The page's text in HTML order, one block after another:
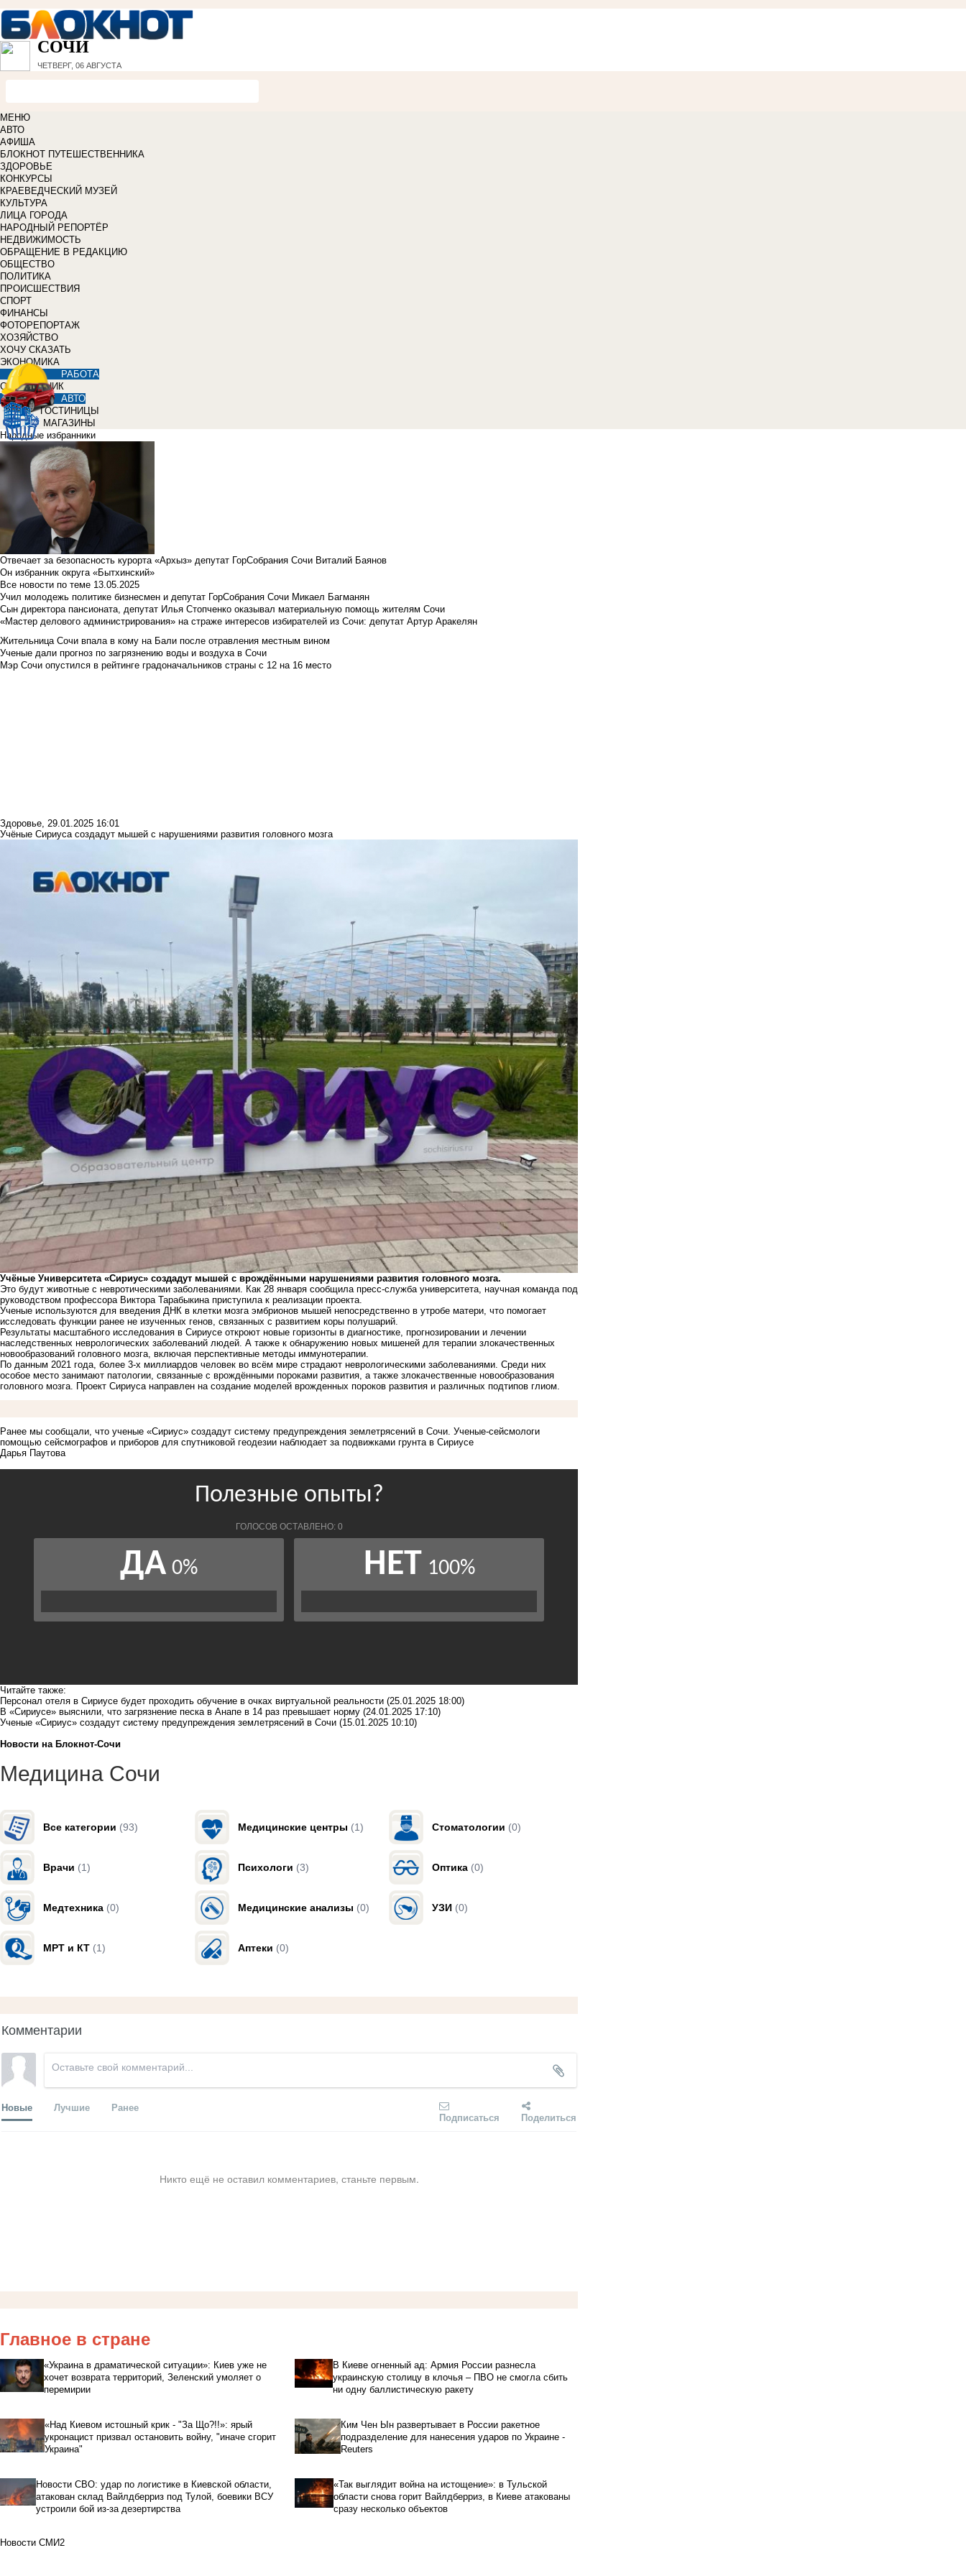
СОЧИ
ЧЕТВЕРГ, 06 АВГУСТА
МЕНЮ
АВТО
АФИША
БЛОКНОТ ПУТЕШЕСТВЕННИКА
ЗДОРОВЬЕ
КОНКУРСЫ
КРАЕВЕДЧЕСКИЙ МУЗЕЙ
КУЛЬТУРА
ЛИЦА ГОРОДА
НАРОДНЫЙ РЕПОРТЁР
НЕДВИЖИМОСТЬ
ОБРАЩЕНИЕ В РЕДАКЦИЮ
ОБЩЕСТВО
ПОЛИТИКА
ПРОИСШЕСТВИЯ
СПОРТ
ФИНАНСЫ
ФОТОРЕПОРТАЖ
ХОЗЯЙСТВО
ХОЧУ СКАЗАТЬ
ЭКОНОМИКА
РАБОТА
СПРАВОЧНИК
АВТО
ГОСТИНИЦЫ
МАГАЗИНЫ
Народные избранники
Отвечает за безопасность курорта «Архыз» депутат ГорСобрания Сочи Виталий Баянов
Он избранник округа «Бытхинский»
Все новости по теме 13.05.2025
Учил молодежь политике бизнесмен и депутат ГорСобрания Сочи Микаел Багманян
Сын директора пансионата, депутат Илья Стопченко оказывал материальную помощь жителям Сочи
«Мастер делового администрирования» на страже интересов избирателей из Сочи: депутат Артур Аракелян
Жительница Сочи впала в кому на Бали после отравления местным вином
Ученые дали прогноз по загрязнению воды и воздуха в Сочи
Мэр Сочи опустился в рейтинге градоначальников страны с 12 на 16 место
Здоровье, 29.01.2025 16:01
Учёные Сириуса создадут мышей с нарушениями развития головного мозга
Учёные Университета «Сириус» создадут мышей с врождёнными нарушениями развития головного мозга.
Это будут животные с невротическими заболеваниями. Как 28 января сообщила пресс-служба университета, научная команда под
руководством профессора Виктора Тарабыкина приступила к реализации проекта.
Ученые используются для введения ДНК в клетки мозга эмбрионов мышей непосредственно в утробе матери, что помогает
исследовать функции ранее не изученных генов, связанных с развитием коры полушарий.
Результаты масштабного исследования в Сириусе откроют новые горизонты в диагностике, прогнозировании и лечении
наследственных неврологических заболеваний людей. А также к обнаружению новых мишеней для терапии злокачественных
новообразований головного мозга, включая перспективные методы иммунотерапии.
По данным 2021 года, более 3-х миллиардов человек во всём мире страдают неврологическими заболеваниями. Среди них
особое место занимают патологии, связанные с врождёнными пороками развития, а также злокачественные новообразования
головного мозга. Проект Сириуса направлен на создание моделей врожденных пороков развития и различных подтипов глиом.
Ранее мы сообщали, что ученые «Сириус» создадут систему предупреждения землетрясений в Сочи . Ученые-сейсмологи
помощью сейсмографов и приборов для спутниковой геодезии наблюдает за подвижками грунта в Сириусе
Дарья Паутова
Читайте также:
Персонал отеля в Сириусе будет проходить обучение в очках виртуальной реальности (25.01.2025 18:00)
В «Сириусе» выяснили, что загрязнение песка в Анапе в 14 раз превышает норму (24.01.2025 17:10)
Ученые «Сириус» создадут систему предупреждения землетрясений в Сочи (15.01.2025 10:10)
Новости на Блoкнoт-Сочи
Медицина Сочи
Все категории (93) Медицинские центры (1) Стоматологии (0)
Врачи (1) Психологи (3) Оптика (0)
Медтехника (0) Медицинские анализы (0) УЗИ (0)
МРТ и КТ (1) Аптеки (0)
Комментарии
Новые Лучшие Ранее
Подписаться Поделиться
Никто ещё не оставил комментариев, станьте первым.
Главное в стране
«Украина в драматической ситуации»: Киев уже не
хочет возврата территорий, Зеленский умоляет о
перемирии
В Киеве огненный ад: Армия России разнесла
украинскую столицу в клочья – ПВО не смогла сбить
ни одну баллистическую ракету
«Над Киевом истошный крик - "За Що?!!»: ярый
укронацист призвал остановить войну, "иначе сгорит
Украина"
Ким Чен Ын развертывает в России ракетное
подразделение для нанесения ударов по Украине -
Reuters
Новости СВО: удар по логистике в Киевской области,
атакован склад Вайлдберриз под Тулой, боевики ВСУ
устроили бой из-за дезертирства
«Так выглядит война на истощение»: в Тульской
области снова горит Вайлдберриз, в Киеве атакованы
сразу несколько объектов
Новости СМИ2